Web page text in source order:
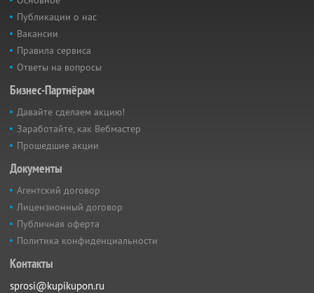
Публикации о нас
Вакансии
Правила сервиса
Ответы на вопросы
Бизнес-Партнёрам
Давайте сделаем акцию!
Заработайте, как Вебмастер
Прошедшие акции
Документы
Агентский договор
Лицензионный договор
Публичная оферта
Политика конфиденциальности
Контакты
sprosi@kupikupon.ru